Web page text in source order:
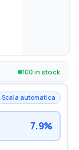
100 in stock
Scala automatica
7.9%